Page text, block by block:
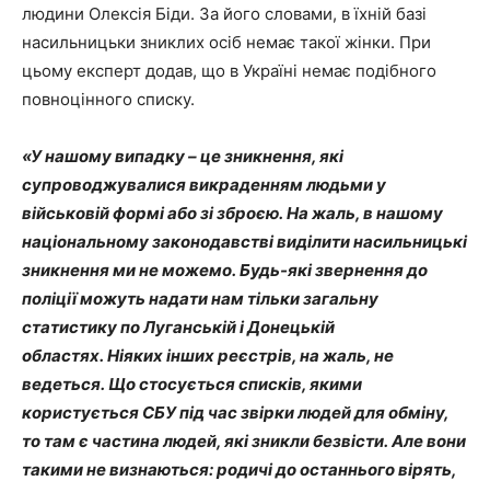
людини Олексія Біди. За його словами, в їхній базі
насильницьки зниклих осіб немає такої жінки. При
цьому експерт додав, що в Україні немає подібного
повноцінного списку.
«У нашому випадку – це зникнення, які
супроводжувалися викраденням людьми у
військовій формі або зі зброєю. На жаль, в нашому
національному законодавстві виділити насильницькі
зникнення ми не можемо. Будь-які звернення до
поліції можуть надати нам тільки загальну
статистику по Луганській і Донецькій
областях. Ніяких інших реєстрів, на жаль, не
ведеться. Що стосується списків, якими
користується СБУ під час звірки людей для обміну,
то там є частина людей, які зникли безвісти. Але вони
такими не визнаються: родичі до останнього вірять,